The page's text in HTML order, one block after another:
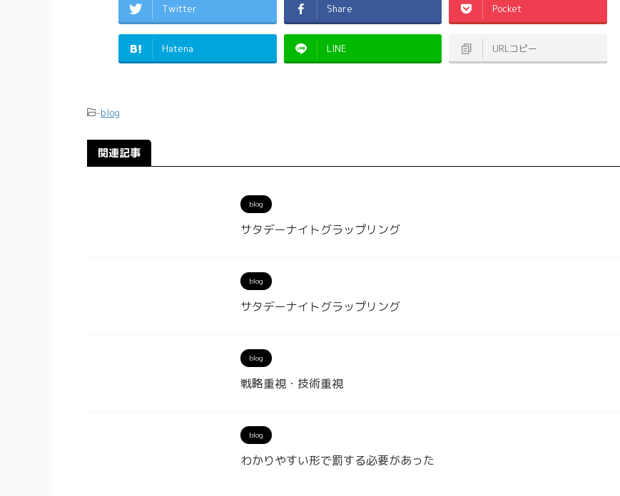
Twitter Share Pocket
Hatena LINE URLコピー
-blog
関連記事
blog
サタデーナイトグラップリング
blog
サタデーナイトグラップリング
blog
戦略重視・技術重視
blog
わかりやすい形で罰する必要があった